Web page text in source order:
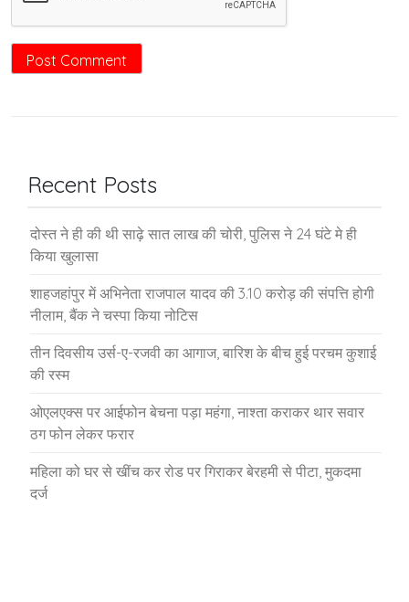
Recent Posts
दोस्त ने ही की थी साढ़े सात लाख की चोरी, पुलिस ने 24 घंटे मे ही
किया खुलासा
शाहजहांपुर में अभिनेता राजपाल यादव की 3.10 करोड़ की संपत्ति होगी
नीलाम, बैंक ने चस्पा किया नोटिस
तीन दिवसीय उर्स-ए-रजवी का आगाज, बारिश के बीच हुई परचम कुशाई
की रस्म
ओएलएक्स पर आईफोन बेचना पड़ा महंगा, नाश्ता कराकर थार सवार
ठग फोन लेकर फरार
महिला को घर से खींच कर रोड पर गिराकर बेरहमी से पीटा, मुकदमा
दर्ज